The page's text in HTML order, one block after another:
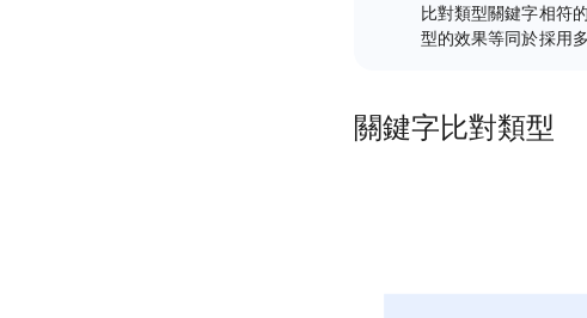
比對類型關鍵字相符
型的效果等同於採用
關鍵字比對類型